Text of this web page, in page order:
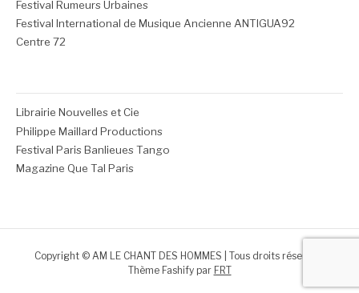
Festival Rumeurs Urbaines
Festival International de Musique Ancienne ANTIGUA92
Centre 72
Librairie Nouvelles et Cie
Philippe Maillard Productions
Festival Paris Banlieues Tango
Magazine Que Tal Paris
Copyright © AM LE CHANT DES HOMMES | Tous droits réservés.
Thème Fashify par FRT